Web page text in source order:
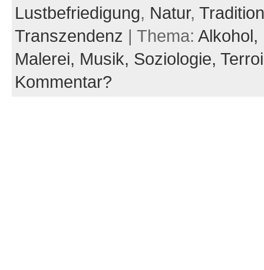
Lustbefriedigung, Natur, Tradition
Transzendenz | Thema: Alkohol,
Malerei, Musik, Soziologie,
Kommentar?